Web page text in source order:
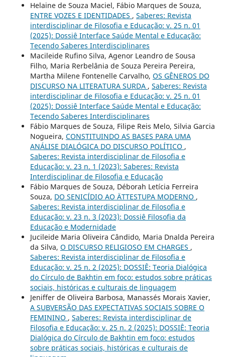
Helaine de Souza Maciel, Fábio Marques de Souza,
ENTRE VOZES E IDENTIDADES , Saberes: Revista
interdisciplinar de Filosofia e Educação: v. 25 n. 01
(2025): Dossiê Interface Saúde Mental e Educação:
Tecendo Saberes Interdisciplinares
Macileide Rufino Silva, Agenor Leandro de Sousa
Filho, Maria Rerbelânia de Souza Pereira Pereira,
Martha Milene Fontenelle Carvalho, OS GÊNEROS DO
DISCURSO NA LITERATURA SURDA , Saberes: Revista
interdisciplinar de Filosofia e Educação: v. 25 n. 01
(2025): Dossiê Interface Saúde Mental e Educação:
Tecendo Saberes Interdisciplinares
Fábio Marques de Souza, Filipe Reis Melo, Silvia Garcia
Nogueira, CONSTITUINDO AS BASES PARA UMA
ANÁLISE DIALÓGICA DO DISCURSO POLÍTICO ,
Saberes: Revista interdisciplinar de Filosofia e
Educação: v. 23 n. 1 (2023): Saberes: Revista
Interdisciplinar de Filosofia e Educação
Fábio Marques de Souza, Déborah Letícia Ferreira
Souza, DO SENICÍDIO AO ÄTTESTUPA MODERNO ,
Saberes: Revista interdisciplinar de Filosofia e
Educação: v. 23 n. 3 (2023): Dossiê Filosofia da
Educação e Modernidade
Jucileide Maria Oliveira Cândido, Maria Dnalda Pereira
da Silva, O DISCURSO RELIGIOSO EM CHARGES ,
Saberes: Revista interdisciplinar de Filosofia e
Educação: v. 25 n. 2 (2025): DOSSIÊ: Teoria Dialógica
do Círculo de Bakhtin em foco: estudos sobre práticas
sociais, históricas e culturais de linguagem
Jeniffer de Oliveira Barbosa, Manassés Morais Xavier,
A SUBVERSÃO DAS EXPECTATIVAS SOCIAIS SOBRE O
FEMININO , Saberes: Revista interdisciplinar de
Filosofia e Educação: v. 25 n. 2 (2025): DOSSIÊ: Teoria
Dialógica do Círculo de Bakhtin em foco: estudos
sobre práticas sociais, históricas e culturais de